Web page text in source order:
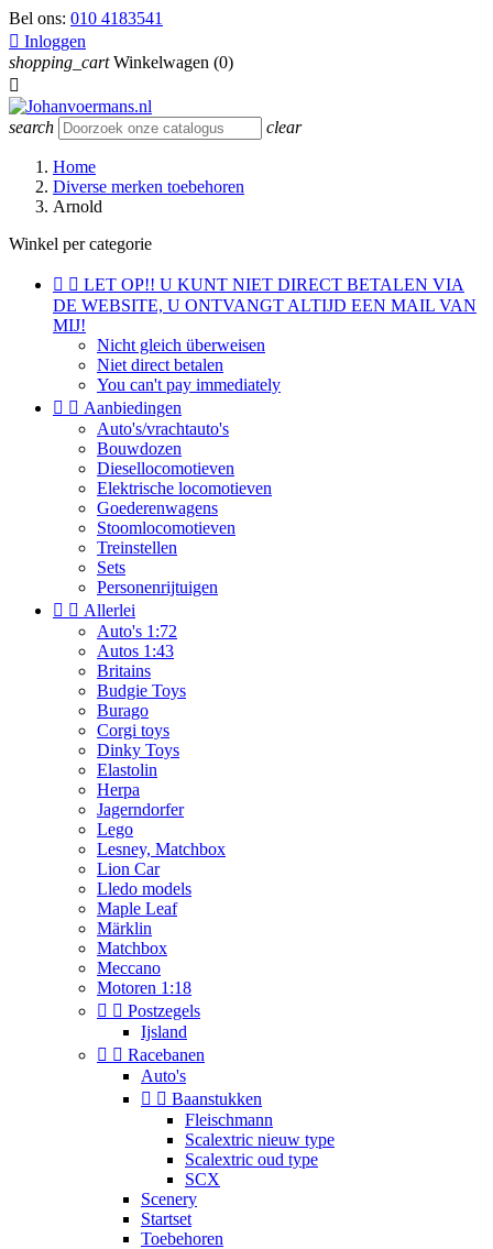
Bel ons: 010 4183541
 Inloggen
shopping_cart Winkelwagen (0)

search clear
Home
Diverse merken toebehoren
Arnold
Winkel per categorie
  LET OP!! U KUNT NIET DIRECT BETALEN VIA
DE WEBSITE, U ONTVANGT ALTIJD EEN MAIL VAN
MIJ!
Nicht gleich überweisen
Niet direct betalen
You can't pay immediately
  Aanbiedingen
Auto's/vrachtauto's
Bouwdozen
Diesellocomotieven
Elektrische locomotieven
Goederenwagens
Stoomlocomotieven
Treinstellen
Sets
Personenrijtuigen
  Allerlei
Auto's 1:72
Autos 1:43
Britains
Budgie Toys
Burago
Corgi toys
Dinky Toys
Elastolin
Herpa
Jagerndorfer
Lego
Lesney, Matchbox
Lion Car
Lledo models
Maple Leaf
Märklin
Matchbox
Meccano
Motoren 1:18
  Postzegels
Ijsland
  Racebanen
Auto's
  Baanstukken
Fleischmann
Scalextric nieuw type
Scalextric oud type
SCX
Scenery
Startset
Toebehoren